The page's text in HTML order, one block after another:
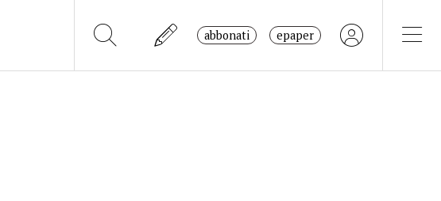
abbonati epaper